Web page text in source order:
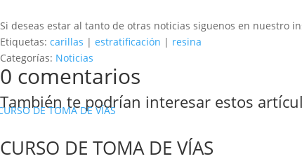
Si deseas estar al tanto de otras noticias siguenos en nuestro
Etiquetas: carillas | estratificación | resina
Categorías: Noticias
0 comentarios
También te podrían interesar estos
CURSO DE TOMA DE VÍAS